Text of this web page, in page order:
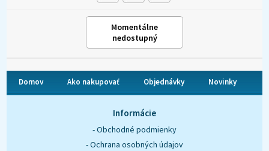
Momentálne
nedostupný
Domov Ako nakupovať Objednávky Novinky
Informácie
- Obchodné podmienky
- Ochrana osobných údajov